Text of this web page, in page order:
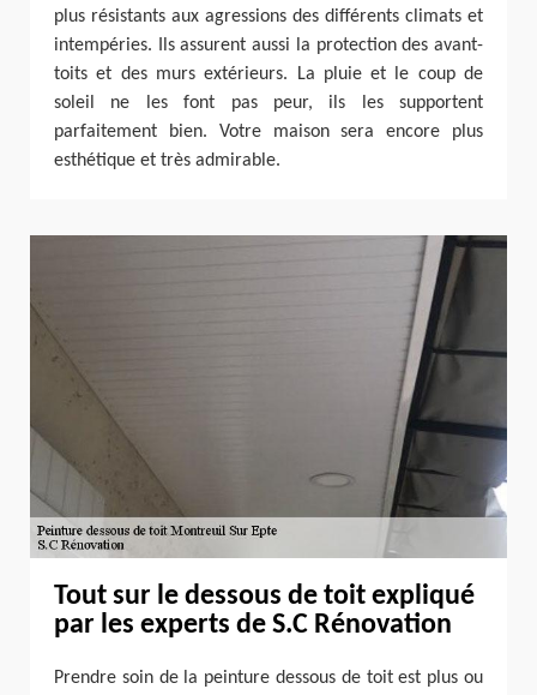
plus résistants aux agressions des différents climats et
intempéries. Ils assurent aussi la protection des avant-
toits et des murs extérieurs. La pluie et le coup de
soleil ne les font pas peur, ils les supportent
parfaitement bien. Votre maison sera encore plus
esthétique et très admirable.
Tout sur le dessous de toit expliqué
par les experts de S.C Rénovation
Prendre soin de la peinture dessous de toit est plus ou